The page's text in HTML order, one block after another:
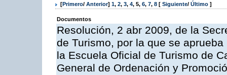
[Primero/ Anterior] 1, 2, 3, 4, 5, 6, 7, 8 [ Siguiente/ Último ]
Documentos
Resolución, 2 abr 2009, de la
de Turismo, por la que se
la Escuela Oficial de Turismo de
General de Ordenación y